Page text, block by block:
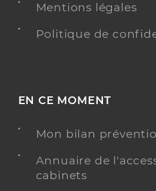
Mentions légales
Politique de
EN CE MOMENT
Mon bilan
Annuaire de
cabinets